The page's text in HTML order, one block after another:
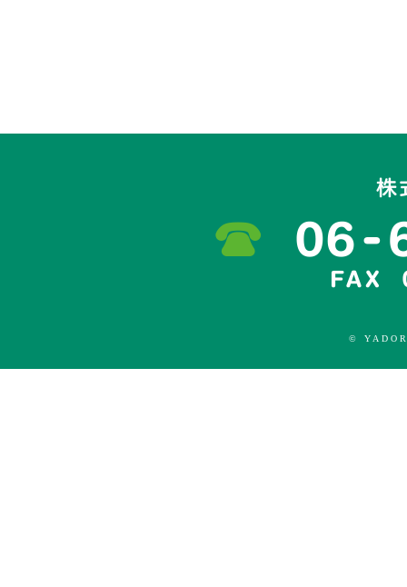
©